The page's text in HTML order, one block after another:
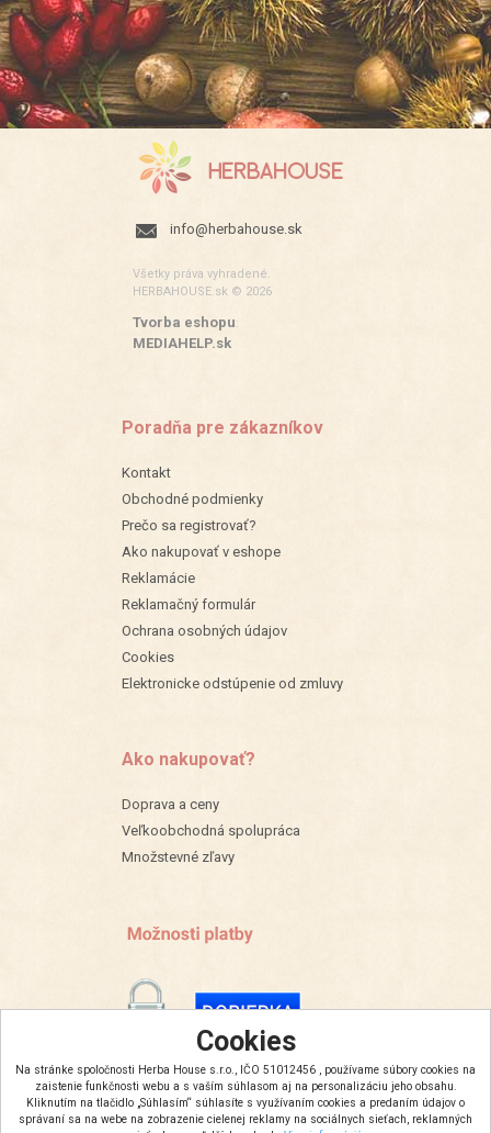
Cookies
Na stránke spoločnosti Herba House s.r.o., IČO 51012456 , používame súbory cookies na
zaistenie funkčnosti webu a s vaším súhlasom aj na personalizáciu jeho obsahu.
Kliknutím na tlačidlo „Súhlasím“ súhlasíte s využívaním cookies a predaním údajov o
správaní sa na webe na zobrazenie cielenej reklamy na sociálnych sieťach, reklamných
info@herbahouse.sk
Všetky práva vyhradené.
HERBAHOUSE.sk © 2026
Tvorba eshopu:
MEDIAHELP.sk
Poradňa pre zákazníkov
Kontakt
Obchodné podmienky
Prečo sa registrovať?
Ako nakupovať v eshope
Reklamácie
Reklamačný formulár
Ochrana osobných údajov
Cookies
Elektronicke odstúpenie od zmluvy
Ako nakupovať?
Doprava a ceny
Veľkoobchodná spolupráca
Množstevné zľavy